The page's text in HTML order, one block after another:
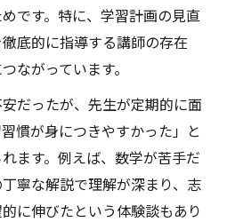
です。特に、学習計画の見直
底的に指導する講師の存在
ながっています。
だったが、先生が定期的に面
慣が身につきやすかった」と
ます。例えば、数学が苦手だ
寧な解説で理解が深まり、志
に伸びたという体験談もあり